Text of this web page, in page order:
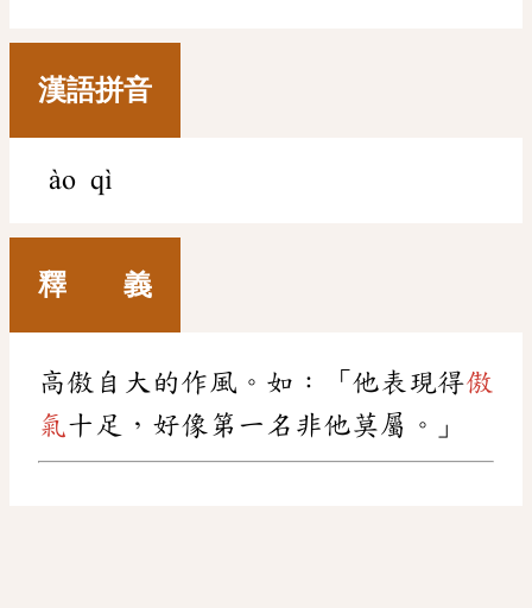
漢語拼音
ào qì
釋 義
高傲自大的作風。如：「他表現得傲
氣十足，好像第一名非他莫屬。」